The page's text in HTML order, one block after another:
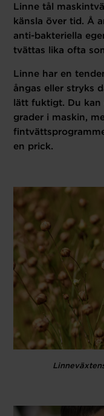
Linne tål
känsla över tid. Å
anti-bakteriella
tvättas lika ofta
Linne har en
ångas eller stryks
lätt fuktigt. Du
grader i maskin,
en prick.